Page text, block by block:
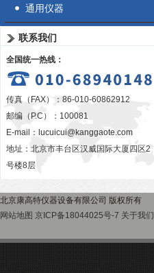
通用仪器
联系我们
全国统一热线：
传真（FAX）：86-010-60862912
邮编（P.C）：100081
E-mail： lucuicui@kanggaote.com
地址：北京市丰台区汉威国际大厦四区2
号楼8层
北京康高特仪器设备有限公司 版权所有
网站地图 京ICP备18044025号-7 关于我们